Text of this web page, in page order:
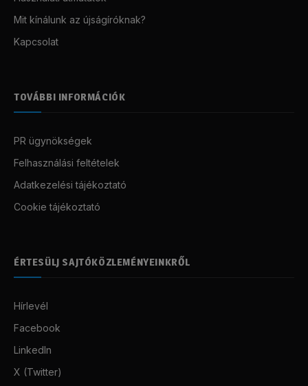
Mit kínálunk az újságíróknak?
Kapcsolat
TOVÁBBI INFORMÁCIÓK
PR ügynökségek
Felhasználási feltételek
Adatkezelési tájékoztató
Cookie tájékoztató
ÉRTESÜLJ SAJTÓKÖZLEMÉNYEINKRŐL
Hírlevél
Facebook
LinkedIn
X (Twitter)